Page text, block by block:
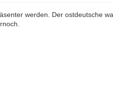
werden. Der ostdeutsche